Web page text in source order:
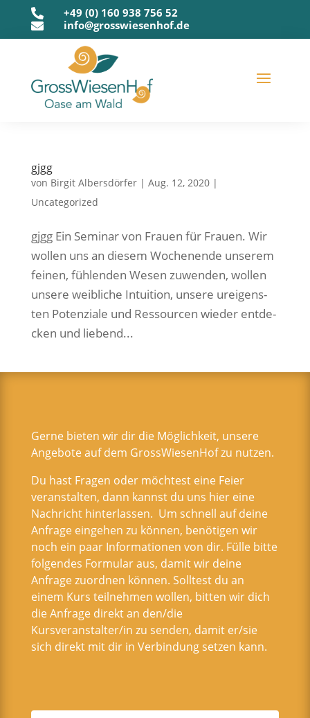
 +49 (0) 160 938 756 52
 info@grosswiesenhof.de
gjgg
von Birgit Albersdörfer| Aug. 12, 2020|
Uncategorized
gjgg Ein Semi­nar von Frau­en für Frau­en. Wir
wol­len uns an die­sem Wochen­en­de unse­rem
fei­nen, füh­len­den Wesen zuwen­den, wol­len
unse­re weib­li­che Intui­ti­on, unse­re urei­gens­
ten Poten­zia­le und Res­sour­cen wie­der ent­de­
cken und lie­bend...
Gerne bieten wir dir die Möglichkeit, unsere
Angebote auf dem GrossWiesenHof zu nutzen.
Du hast Fragen oder möchtest eine Feier
veranstalten, dann kannst du uns hier eine
Nachricht hinterlassen. Um schnell auf deine
Anfrage eingehen zu können, benötigen wir
noch ein paar Informationen von dir. Fülle bitte
folgendes Formular aus, damit wir deine
Anfrage zuordnen können. Solltest du an
einem Kurs teilnehmen wollen, bitten wir dich
die Anfrage direkt an den/die
Kursveranstalter/in zu senden, damit er/sie
sich direkt mit dir in Verbindung setzen kann.